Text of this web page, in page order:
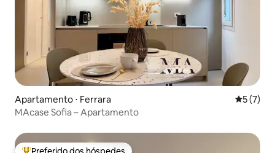
Apartamento ⋅ Ferrara 5 de
5 (7)
MAcase Sofia – Apartamento